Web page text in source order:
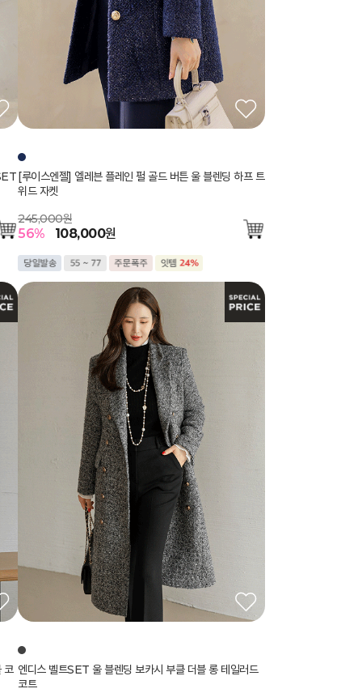
[루이스엔젤] 엘레븐 플레인 펄 골드 버튼 울 블렌딩 하프 트
위드 자켓
245,000원
56% 108,000원
코 엔디스 벨트SET 울 블렌딩 보카시 부클 더블 롱 테일러드
코트